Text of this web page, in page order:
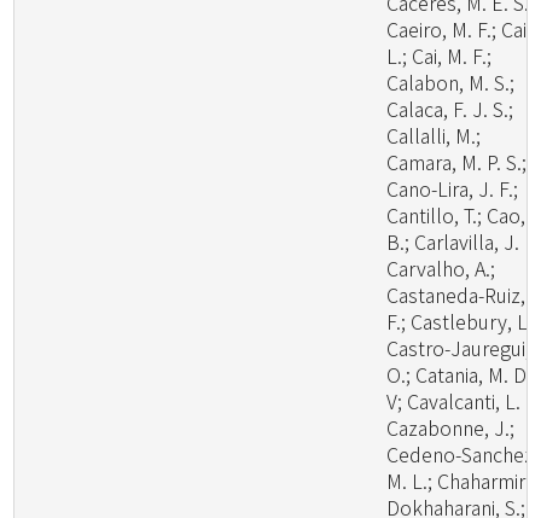
Caeiro, M. F.; Cai,
L.; Cai, M. F.;
Calabon, M. S.;
Calaca, F. J. S.;
Callalli, M.;
Camara, M. P. S.;
Cano-Lira, J. F.;
Cantillo, T.; Cao,
B.; Carlavilla, J.
Carvalho, A.;
Castaneda-Ruiz,
F.; Castlebury, L.;
Castro-Jauregui,
O.; Catania, M. D.,
V; Cavalcanti, L.
Cazabonne, J.;
Cedeno-Sanchez,
M. L.; Chaharmiri-
Dokhaharani, S.;